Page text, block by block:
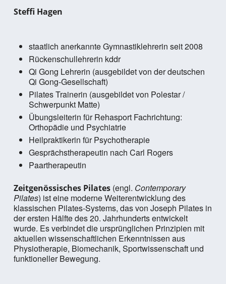
Steffi Hagen
staatlich anerkannte Gymnastiklehrerin seit 2008
Rückenschullehrerin kddr
Qi Gong Lehrerin (ausgebildet von der deutschen
Qi Gong-Gesellschaft)
Pilates Trainerin (ausgebildet von Polestar /
Schwerpunkt Matte)
Übungsleiterin für Rehasport Fachrichtung:
Orthopädie und Psychiatrie
Heilpraktikerin für Psychotherapie
Gesprächstherapeutin nach Carl Rogers
Paartherapeutin
Zeitgenössisches Pilates(engl. Contemporary
Pilates) ist eine moderne Weiterentwicklung des
klassischen Pilates-Systems, das von Joseph Pilates in
der ersten Hälfte des 20. Jahrhunderts entwickelt
wurde. Es verbindet die ursprünglichen Prinzipien mit
aktuellen wissenschaftlichen Erkenntnissen aus
Physiotherapie, Biomechanik, Sportwissenschaft und
funktioneller Bewegung.